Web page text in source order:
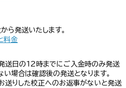
ら発送いたします。
料金
送日の12時までにご入金時のみ発送
い場合は確認後の発送となります。
送りした校正へのお返事がないと発送